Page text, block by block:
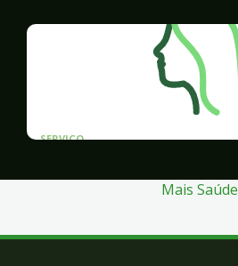
SERVICO
Mais Saúde